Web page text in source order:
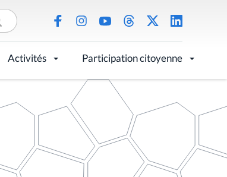
Activités Participation citoyenne